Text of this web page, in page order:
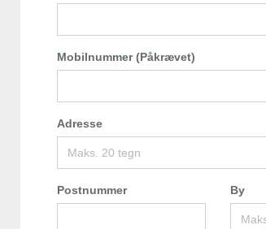
Mobilnummer (Påkrævet)
Adresse
Postnummer By